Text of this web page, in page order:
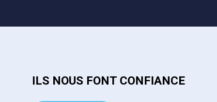
ILS NOUS FONT CONFIANCE